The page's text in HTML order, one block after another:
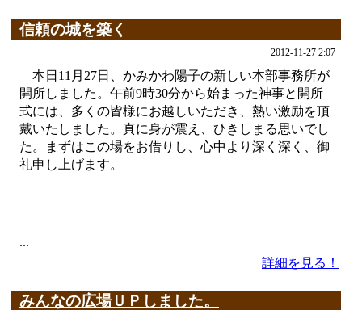
信頼の城を築く
2012-11-27 2:07
本日11月27日、かみかわ陽子の新しい本部事務所が
開所しました。午前9時30分から始まった神事と開所
式には、多くの皆様にお越しいただき、熱い激励を頂
戴いたしました。真に身が震え、ひきしまる思いでし
た。まずはこの場をお借りし、心中より深く深く、御
礼申し上げます。
...
詳細を見る！
みんなの広場ＵＰしました。